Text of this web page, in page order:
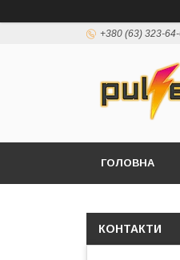
+380 (63) 323-
ГОЛОВНА
КОНТАКТИ